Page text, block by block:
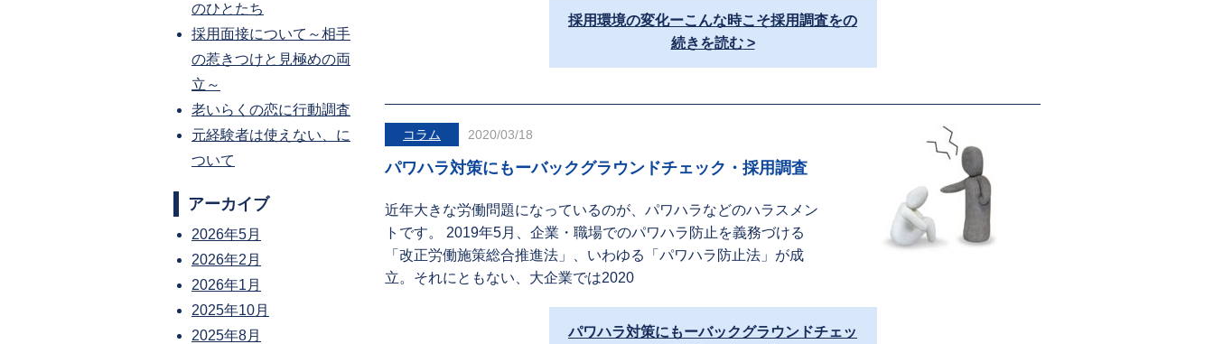
採用環境の変化ーこんな時こそ採用調査をの
続きを読む
コラム 2020/03/18
パワハラ対策にもーバックグラウンドチェック・採用調査
近年大きな労働問題になっているのが、パワハラなどのハラスメン
トです。 2019年5月、企業・職場でのパワハラ防止を義務づける
「改正労働施策総合推進法」、いわゆる「パワハラ防止法」が成
立。それにともない、大企業では2020
パワハラ対策にもーバックグラウンドチェッ
のひとたち
採用面接について～相手
の惹きつけと見極めの両
立～
老いらくの恋に行動調査
元経験者は使えない、に
ついて
アーカイブ
2026年5月
2026年2月
2026年1月
2025年10月
2025年8月